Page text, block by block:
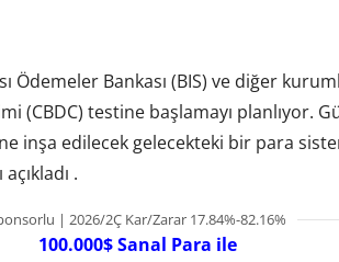
Ödemeler Bankası (BIS) ve diğer
(CBDC) testine başlamayı planlıyor.
inşa edilecek gelecekteki bir para
.
| 2026/2Ç Kar/Zarar 17.84%-82.16%
100.000$ Sanal Para ile